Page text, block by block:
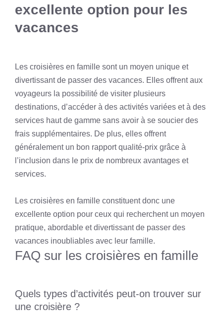
excellente option pour les
vacances
Les croisières en famille sont un moyen unique et
divertissant de passer des vacances. Elles offrent aux
voyageurs la possibilité de visiter plusieurs
destinations, d’accéder à des activités variées et à des
services haut de gamme sans avoir à se soucier des
frais supplémentaires. De plus, elles offrent
généralement un bon rapport qualité-prix grâce à
l’inclusion dans le prix de nombreux avantages et
services.
Les croisières en famille constituent donc une
excellente option pour ceux qui recherchent un moyen
pratique, abordable et divertissant de passer des
vacances inoubliables avec leur famille.
FAQ sur les croisières en famille
Quels types d’activités peut-on trouver sur
une croisière ?